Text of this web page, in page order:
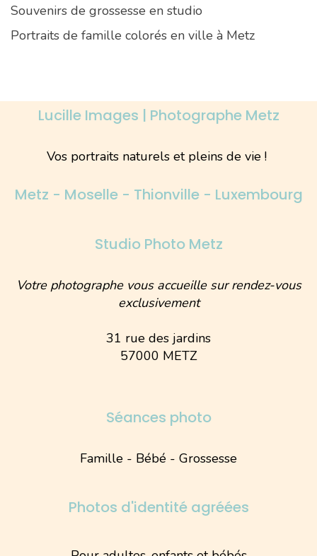
Souvenirs de grossesse en studio
Portraits de famille colorés en ville à Metz
Lucille Images | Photographe Metz
Vos portraits naturels et pleins de vie !
Metz - Moselle - Thionville - Luxembourg
Studio Photo Metz
Votre photographe vous accueille sur rendez-vous
exclusivement
31 rue des jardins
57000 METZ
Séances photo
Famille - Bébé - Grossesse
Photos d'identité agréées